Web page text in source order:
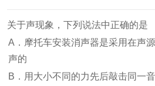
关于声现象，下列说法中正确的是
A．摩托车安装消声器是采用在声
声的
B．用大小不同的力先后敲击同一